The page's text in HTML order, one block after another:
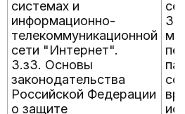
системах и
информационно-
телекоммуникационной
сети "Интернет".
3.з3. Основы
законодательства
Российской Федерации
о защите